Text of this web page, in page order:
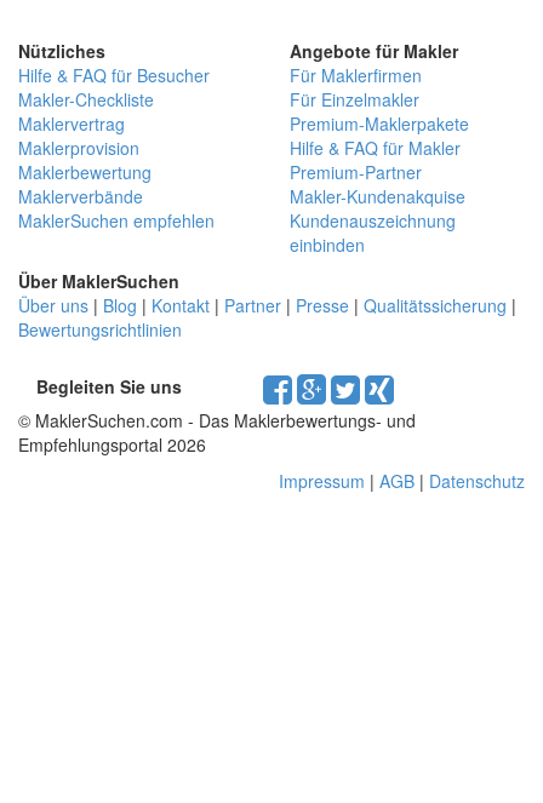
Nützliches
Hilfe & FAQ für Besucher
Makler-Checkliste
Maklervertrag
Maklerprovision
Maklerbewertung
Maklerverbände
MaklerSuchen empfehlen
Angebote für Makler
Für Maklerfirmen
Für Einzelmakler
Premium-Maklerpakete
Hilfe & FAQ für Makler
Premium-Partner
Makler-Kundenakquise
Kundenauszeichnung
einbinden
Über MaklerSuchen
Über uns | Blog | Kontakt | Partner | Presse | Qualitätssicherung |
Bewertungsrichtlinien
Begleiten Sie uns
© MaklerSuchen.com - Das Maklerbewertungs- und
Empfehlungsportal 2026
Impressum | AGB | Datenschutz